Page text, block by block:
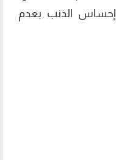
إحساس الذنب بعدم